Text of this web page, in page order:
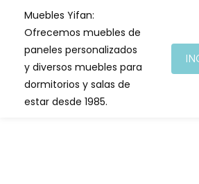
Muebles Yifan:
Ofrecemos muebles de
paneles personalizados
y diversos muebles para
dormitorios y salas de
estar desde 1985.